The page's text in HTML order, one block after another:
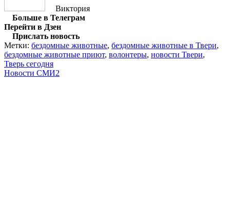
Виктория
Больше в Телеграм
Перейти в Дзен
Прислать новость
Метки: бездомные животные, бездомные животные в Твери,
бездомные животные приют, волонтеры, новости Твери,
Тверь сегодня
Новости СМИ2